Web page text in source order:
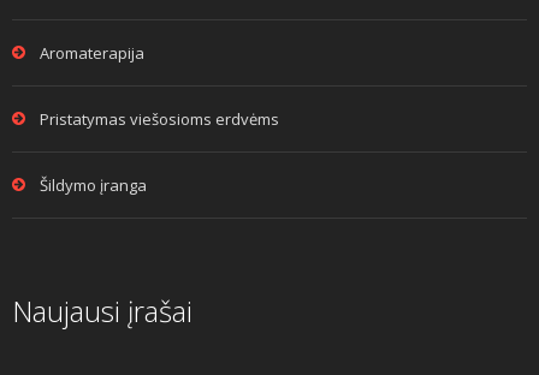
Aromaterapija
Pristatymas viešosioms erdvėms
Šildymo įranga
Naujausi įrašai